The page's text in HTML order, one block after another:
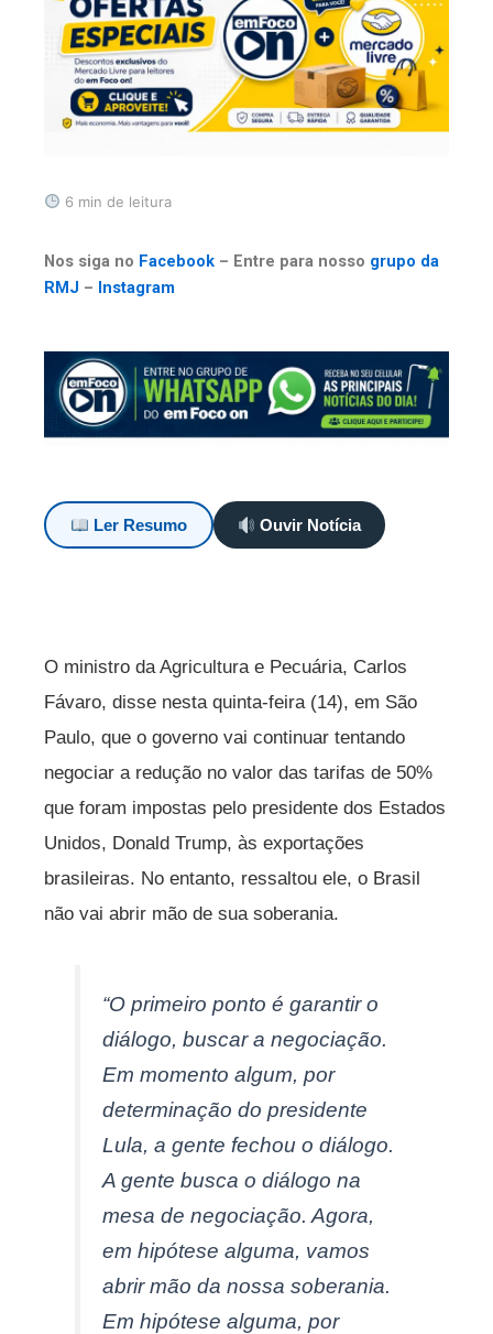
6 min de leitura
Nos siga no Facebook – Entre para nosso grupo da
RMJ – Instagram
Ler Resumo Ouvir Notícia
O ministro da Agricultura e Pecuária, Carlos
Fávaro, disse nesta quinta-feira (14), em São
Paulo, que o governo vai continuar tentando
negociar a redução no valor das tarifas de 50%
que foram impostas pelo presidente dos Estados
Unidos, Donald Trump, às exportações
brasileiras. No entanto, ressaltou ele, o Brasil
não vai abrir mão de sua soberania.
“O primeiro ponto é garantir o
diálogo, buscar a negociação.
Em momento algum, por
determinação do presidente
Lula, a gente fechou o diálogo.
A gente busca o diálogo na
mesa de negociação. Agora,
em hipótese alguma, vamos
abrir mão da nossa soberania.
Em hipótese alguma, por